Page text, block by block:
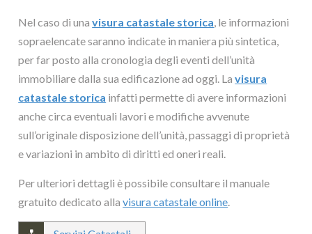
Nel caso di unavisura catastale storica, le informazioni
sopraelencate saranno indicate in maniera più sintetica,
per far posto alla cronologia degli eventi dell’unità
immobiliare dalla sua edificazione ad oggi. Lavisura
catastale storica infatti permette di avere informazioni
anche circa eventuali lavori e modifiche avvenute
sull’originale disposizione dell’unità, passaggi di proprietà
e variazioni in ambito di diritti ed oneri reali.
Per ulteriori dettagli è possibile consultare il manuale
gratuito dedicato allavisura catastale online.